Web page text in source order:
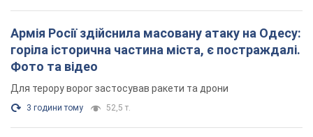
Армія Росії здійснила масовану атаку на Одесу:
горіла історична частина міста, є постраждалі.
Фото та відео
Для терору ворог застосував ракети та дрони
3 години тому 52,5 т.